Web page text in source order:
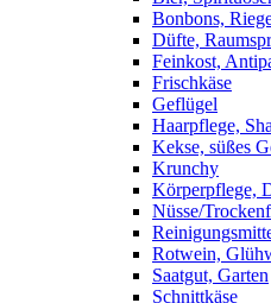
Bonbons,
Düfte,
Feinkost,
Frischkäse
Geflügel
Haarpflege,
Kekse, süßes
Krunchy
Körperpflege,
Nüsse/
Rotwein,
Saatgut, Garten
Schnittkäse